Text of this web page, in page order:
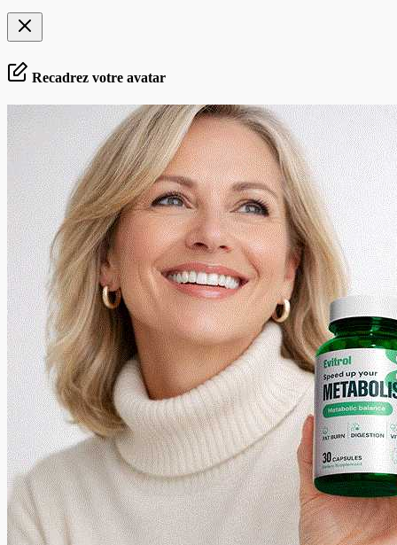
Recadrez votre avatar